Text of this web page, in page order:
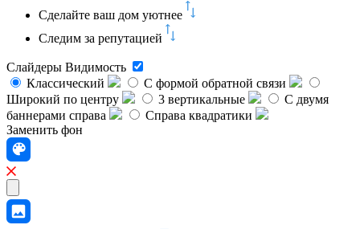
Сделайте ваш дом уютнее
Следим за репутацией
Слайдеры Видимость
Классический
C формой обратной связи
Широкий по центру
3 вертикальные
С двумя
баннерами справа
Справа квадратики
Заменить фон